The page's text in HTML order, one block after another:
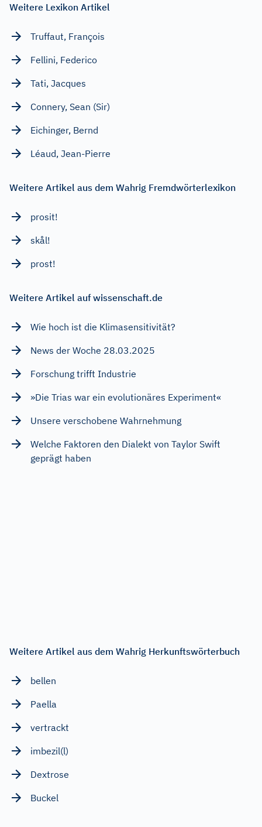
Weitere Lexikon Artikel
Truffaut, François
Fellini, Federico
Tati, Jacques
Connery, Sean (Sir)
Eichinger, Bernd
Léaud, Jean-Pierre
Weitere Artikel aus dem Wahrig Fremdwörterlexikon
prosit!
skål!
prost!
Weitere Artikel auf wissenschaft.de
Wie hoch ist die Klimasensitivität?
News der Woche 28.03.2025
Forschung trifft Industrie
»Die Trias war ein evolutionäres Experiment«
Unsere verschobene Wahrnehmung
Welche Faktoren den Dialekt von Taylor Swift
geprägt haben
Weitere Artikel aus dem Wahrig Herkunftswörterbuch
bellen
Paella
vertrackt
imbezil(l)
Dextrose
Buckel